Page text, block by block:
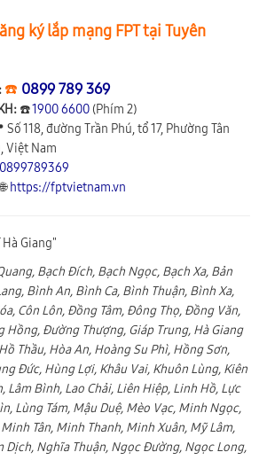
ký lắp mạng FPT tại Tuyên
☎️ 0899 789 369
☎️1900 6600 (Phím 2)
Số 118, đường Trần Phú, tổ 17, Phường Tân
Việt Nam
0899789369
https://fptvietnam.vn
Hà Giang"
Bạch Đích, Bạch Ngọc, Bạch Xa, Bản
Bình An, Bình Ca, Bình Thuận, Bình Xa,
Côn Lôn, Đồng Tâm, Đông Thọ, Đồng Văn,
Hồng, Đường Thượng, Giáp Trung, Hà Giang
Thầu, Hòa An, Hoàng Su Phì, Hồng Sơn,
Đức, Hùng Lợi, Khâu Vai, Khuôn Lùng, Kiên
Lâm Bình, Lao Chải, Liên Hiệp, Linh Hồ, Lực
Lùng Tám, Mậu Duệ, Mèo Vạc, Minh Ngọc,
Tân, Minh Thanh, Minh Xuân, Mỹ Lâm,
Dịch, Nghĩa Thuận, Ngọc Đường, Ngọc Long,